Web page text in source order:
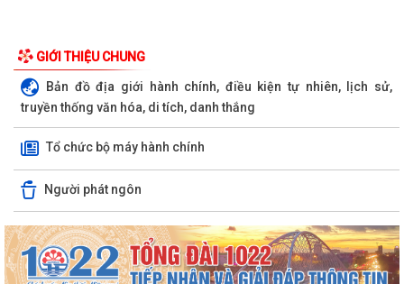
GIỚI THIỆU CHUNG
Bản đồ địa giới hành chính, điều kiện tự nhiên, lịch sử,
truyền thống văn hóa, di tích, danh thắng
Tổ chức bộ máy hành chính
Người phát ngôn
Quyết định số 3091/QĐ-UBND ngày 05/8/2026 của UBND thành phố
Về việc công bố thủ tục hành chính ban...